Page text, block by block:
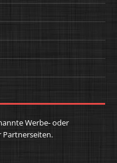
Werbe- oder
Partnerseiten.